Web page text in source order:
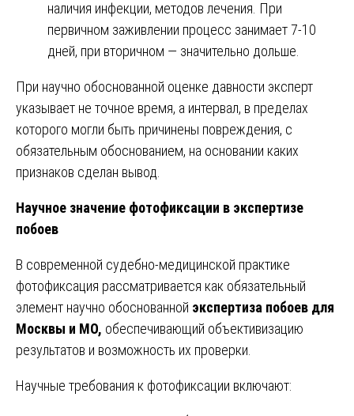
наличия инфекции, методов лечения. При
первичном заживлении процесс занимает 7-10
дней, при вторичном — значительно дольше.
При научно обоснованной оценке давности эксперт
указывает не точное время, а интервал, в пределах
которого могли быть причинены повреждения, с
обязательным обоснованием, на основании каких
признаков сделан вывод.
Научное значение фотофиксации в экспертизе
побоев
В современной судебно-медицинской практике
фотофиксация рассматривается как обязательный
элемент научно обоснованной экспертиза побоев для
Москвы и МО, обеспечивающий объективизацию
результатов и возможность их проверки.
Научные требования к фотофиксации включают: